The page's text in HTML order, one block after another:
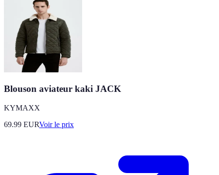
Blouson aviateur kaki JACK
KYMAXX
69.99 EURVoir le prix